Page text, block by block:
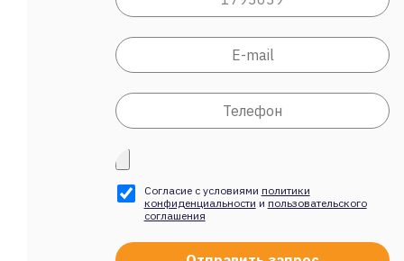
Согласие с условиями политики
конфиденциальности и пользовательского
соглашения